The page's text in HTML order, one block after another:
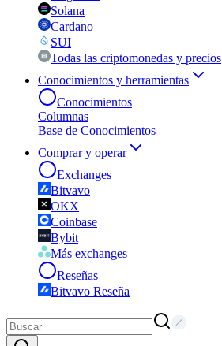
Solana
Cardano
SUI
Todas las criptomonedas y precios
Conocimientos y herramientas
Conocimientos
Columnas
Base de Conocimientos
Comprar y operar
Exchanges
Bitvavo
OKX
Coinbase
Bybit
Más exchanges
Reseñas
Bitvavo Reseña